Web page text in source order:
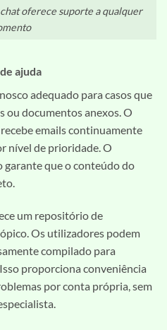
oferece suporte a qualquer
ajuda
adequado para casos que
ou documentos anexos. O
emails continuamente
nível de prioridade. O
que o conteúdo do
um repositório de
Os utilizadores podem
compilado para
proporciona conveniência
por conta própria, sem